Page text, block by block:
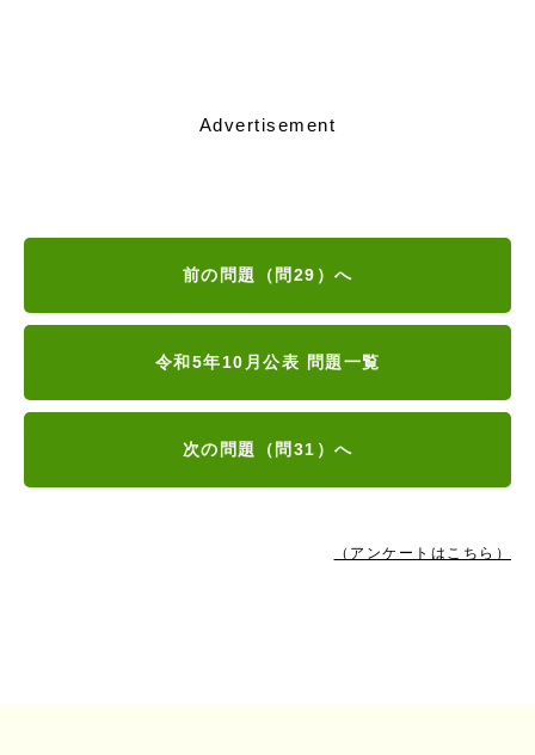
Advertisement
前の問題（問29）へ
令和5年10月公表 問題一覧
次の問題（問31）へ
（アンケートはこちら）